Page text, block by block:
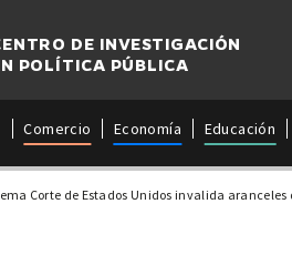
DE INVESTIGACIÓN
POLÍTICA PÚBLICA
Comercio Economía Educación
Corte de Estados Unidos invalida aranceles